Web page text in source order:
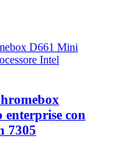
con
7305